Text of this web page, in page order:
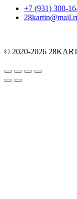
+7 (931) 300-
© 2020-2026